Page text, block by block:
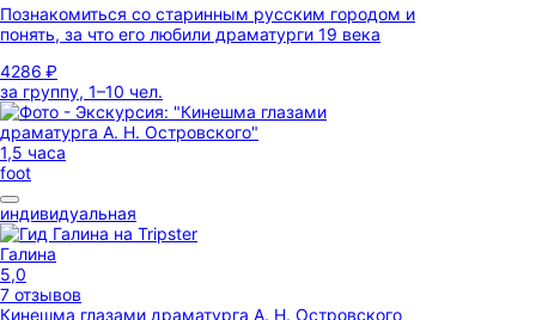
Познакомиться со старинным русским городом и
понять, за что его любили драматурги 19 века
4286 ₽
за группу, 1–10 чел.
1,5 часа
foot
индивидуальная
Галина
5,0
7 отзывов
Кинешма глазами драматурга А. Н. Островского